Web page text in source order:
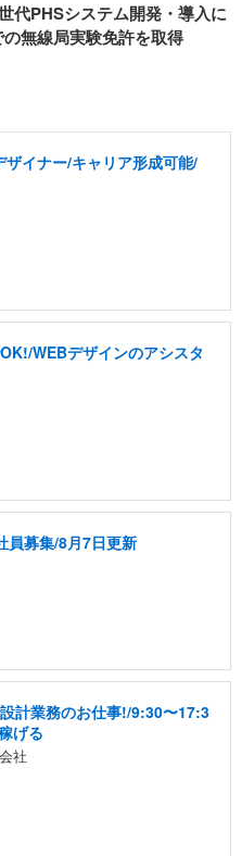
代PHSシステム開発・導入に
無線局実験免許を取得
イナー/キャリア形成可能/
WEBデザインのアシスタ
員募集/8月7日更新
計業務のお仕事!/9:30〜17:3
げる
社